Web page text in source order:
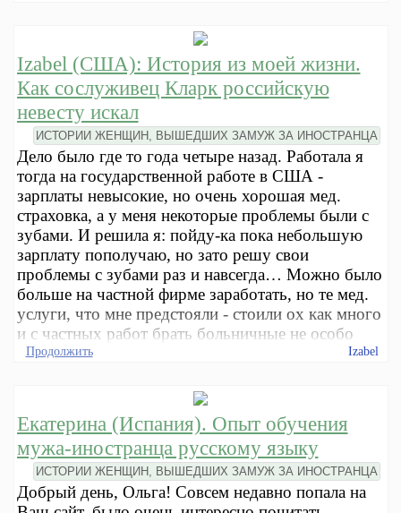
Izabel (США): История из моей жизни.
Как сослуживец Кларк российскую
невесту искал
ИСТОРИИ ЖЕНЩИН, ВЫШЕДШИХ ЗАМУЖ ЗА ИНОСТРАНЦА
Дело было где то года четыре назад. Работала я
тогда на государственной работе в США -
зарплаты невысокие, но очень хорошая мед.
страховка, а у меня некоторые проблемы были с
зубами. И решила я: пойду-ка пока небольшую
зарплату пополучаю, но зато решу свои
проблемы с зубами раз и навсегда… Можно было
больше на частной фирме заработать, но те мед.
услуги, что мне предстояли - стоили ох как много
и с частных работ брать больничные не особо
Продолжить Izabel
Екатерина (Испания). Опыт обучения
мужа-иностранца русскому языку
ИСТОРИИ ЖЕНЩИН, ВЫШЕДШИХ ЗАМУЖ ЗА ИНОСТРАНЦА
Добрый день, Ольга! Совсем недавно попала на